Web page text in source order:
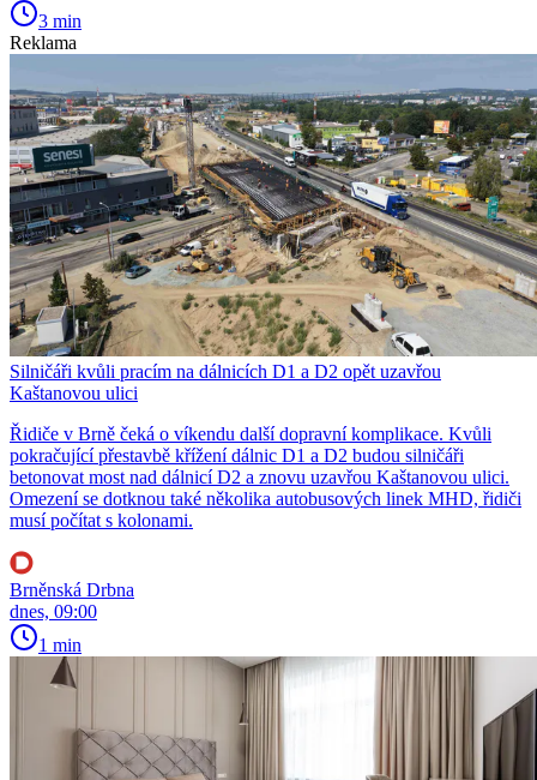
3 min
Reklama
Silničáři kvůli pracím na dálnicích D1 a D2 opět uzavřou
Kaštanovou ulici
Řidiče v Brně čeká o víkendu další dopravní komplikace. Kvůli
pokračující přestavbě křížení dálnic D1 a D2 budou silničáři
betonovat most nad dálnicí D2 a znovu uzavřou Kaštanovou ulici.
Omezení se dotknou také několika autobusových linek MHD, řidiči
musí počítat s kolonami.
Brněnská Drbna
dnes, 09:00
1 min